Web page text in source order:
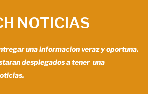
NOTICIAS
una informacion veraz y oportuna.
desplegados a tener una